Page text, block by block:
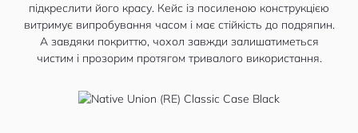
підкреслити його красу. Кейс із посиленою конструкцією
витримує випробування часом і має стійкість до подряпин.
А завдяки покриттю, чохол завжди залишатиметься
чистим і прозорим протягом тривалого використання.